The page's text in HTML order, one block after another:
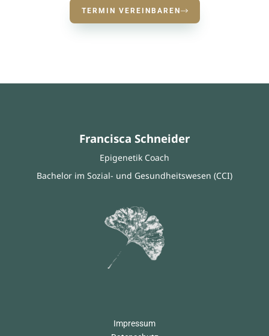
TERMIN VEREINBAREN
Francisca Schneider
Epigenetik Coach
Bachelor im Sozial- und Gesundheitswesen (CCI)
Impressum